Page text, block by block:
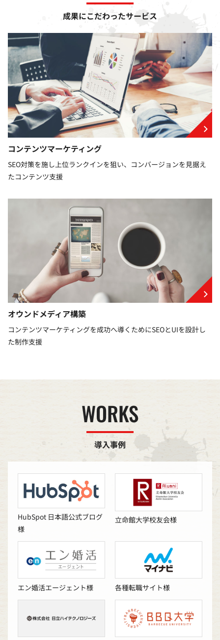
成果にこだわったサービス
コンテンツマーケティング
SEO対策を施し上位ランクインを狙い、コンバージョンを見据え
たコンテンツ支援
オウンドメディア構築
コンテンツマーケティングを成功へ導くためにSEOとUIを設計し
た制作支援
WORKS
導入事例
HubSpot 日本語公式ブログ
様
立命館大学校友会様
エン婚活エージェント様 各種転職サイト様